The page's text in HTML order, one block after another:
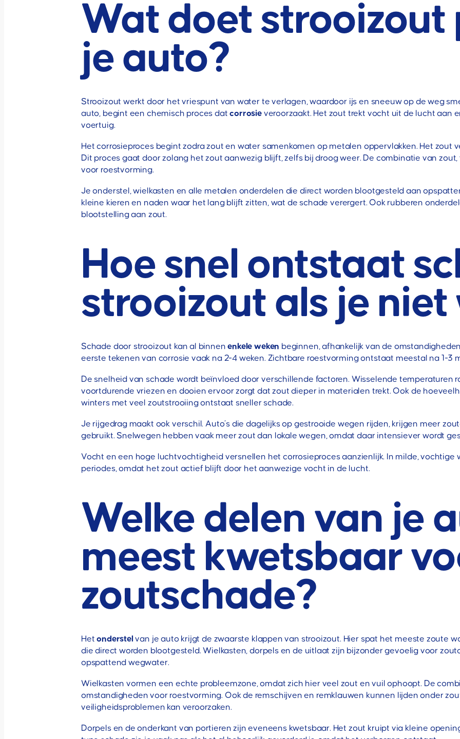
Wat doet strooizout
je auto?
Strooizout werkt door het vriespunt van water te verlagen, waardoor ijs en sneeuw op de weg
auto, begint een chemisch proces datcorrosieveroorzaakt. Het zout trekt vocht uit de lucht aan
voertuig.
Het corrosieproces begint zodra zout en water samenkomen op metalen oppervlakken. Het zout
Dit proces gaat door zolang het zout aanwezig blijft, zelfs bij droog weer. De combinatie van
voor roestvorming.
Je onderstel, wielkasten en alle metalen onderdelen die direct worden blootgesteld aan
kleine kieren en naden waar het lang blijft zitten, wat de schade verergert. Ook rubberen
blootstelling aan zout.
Hoe snel ontstaat
strooizout als je niet
Schade door strooizout kan al binnenenkele weken beginnen, afhankelijk van de
eerste tekenen van corrosie vaak na 2-4 weken. Zichtbare roestvorming ontstaat meestal na 1-3
De snelheid van schade wordt beïnvloed door verschillende factoren. Wisselende temperaturen
voortdurende vriezen en dooien ervoor zorgt dat zout dieper in materialen trekt. Ook de
winters met veel zoutstrooiing ontstaat sneller schade.
Je rijgedrag maakt ook verschil. Auto’s die dagelijks op gestrooide wegen rijden, krijgen meer
gebruikt. Snelwegen hebben vaak meer zout dan lokale wegen, omdat daar intensiever wordt
Vocht en een hoge luchtvochtigheid versnellen het corrosieproces aanzienlijk. In milde, vochtige
periodes, omdat het zout actief blijft door het aanwezige vocht in de lucht.
Welke delen van je
meest kwetsbaar
zoutschade?
Hetonderstel van je auto krijgt de zwaarste klappen van strooizout. Hier spat het meeste zoute
die direct worden blootgesteld. Wielkasten, dorpels en de uitlaat zijn bijzonder gevoelig voor
opspattend wegwater.
Wielkasten vormen een echte probleemzone, omdat zich hier veel zout en vuil ophoopt. De
omstandigheden voor roestvorming. Ook de remschijven en remklauwen kunnen lijden onder
veiligheidsproblemen kan veroorzaken.
Dorpels en de onderkant van portieren zijn eveneens kwetsbaar. Het zout kruipt via kleine